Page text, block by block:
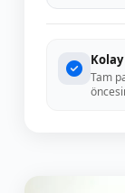
Tam